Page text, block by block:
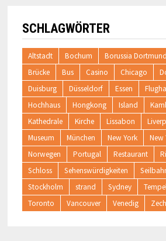
SCHLAGWÖRTER
Altstadt Bochum Borussia Dortmund
Brücke
Bus Casino Chicago
Duisburg
Düsseldorf Essen
Hochhaus
Hongkong Island
Kathedrale
Kirche Lissabon
Museum
München New York
New
Norwegen
Portugal Restaurant
Schloss
Sehenswürdigkeiten
Stockholm
strand Sydney
Toronto
Vancouver Venedig